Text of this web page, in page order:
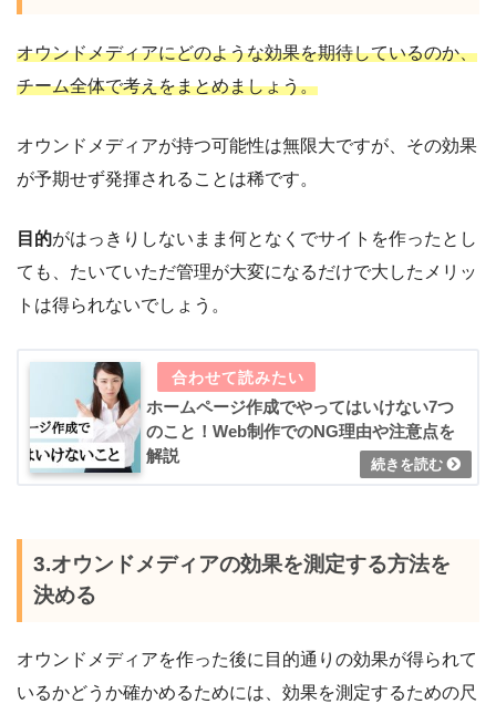
オウンドメディアにどのような効果を期待しているのか、
チーム全体で考えをまとめましょう。
オウンドメディアが持つ可能性は無限大ですが、その効果
が予期せず発揮されることは稀です。
目的がはっきりしないまま何となくでサイトを作ったとし
ても、たいていただ管理が大変になるだけで大したメリッ
トは得られないでしょう。
ホームページ作成でやってはいけない7つ
のこと！Web制作でのNG理由や注意点を
解説
3.オウンドメディアの効果を測定する方法を
決める
オウンドメディアを作った後に目的通りの効果が得られて
いるかどうか確かめるためには、効果を測定するための尺